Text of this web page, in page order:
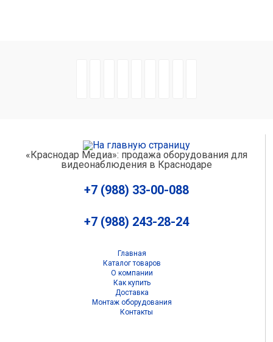
«Краснодар Медиа»: продажа оборудования для
видеонаблюдения в Краснодаре
+7 (988) 33-00-088
+7 (988) 243-28-24
Главная
Каталог товаров
О компании
Как купить
Доставка
Монтаж оборудования
Контакты